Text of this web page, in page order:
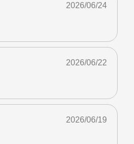
2026/06/24
2026/06/22
2026/06/19